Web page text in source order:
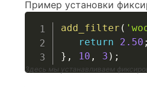
Пример установки
add_filter (
return
2.50 ;
} , 10 , 3 ) ;
Здесь мы устанавливаем